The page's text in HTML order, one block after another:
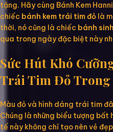
tặng. Hãy cùng Bánh Kem
chiếc bánh kem trái tim đỏ là
thời, nó cũng là chiếc bánh
qua trong ngày đặc biệt này
Sức Hút Khó
Trái Tim Đỏ Trong
Màu đỏ và hình dáng trái tim
Chúng là những biểu tượng bất
tế này không chỉ tạo nên vẻ